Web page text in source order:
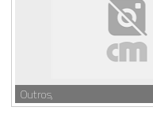
Outros,